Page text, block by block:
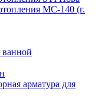
МС-140 (г.
арматура для